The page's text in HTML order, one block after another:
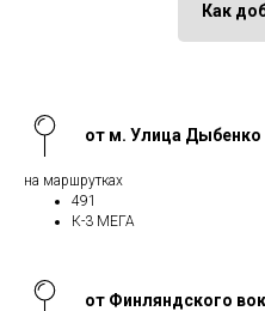
Как
от м. Улица Дыбенко
на маршрутках
491
К-3 МЕГА
от Финляндского